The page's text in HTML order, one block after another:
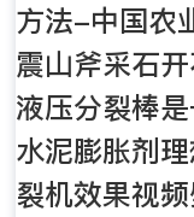
方法-中国农
震山斧采石开
液压分裂棒
水泥膨胀剂
裂机效果视